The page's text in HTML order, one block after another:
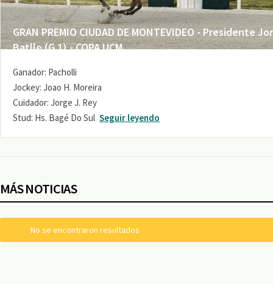
GRAN PREMIO CIUDAD DE MONTEVIDEO - Presidente
Batlle (G 1) - COPA UCM
Ganador: Pacholli
Jockey: Joao H. Moreira
Cuidador: Jorge J. Rey
Stud: Hs. Bagé Do Sul Seguir leyendo
MÁS NOTICIAS
No se encontraron resultados